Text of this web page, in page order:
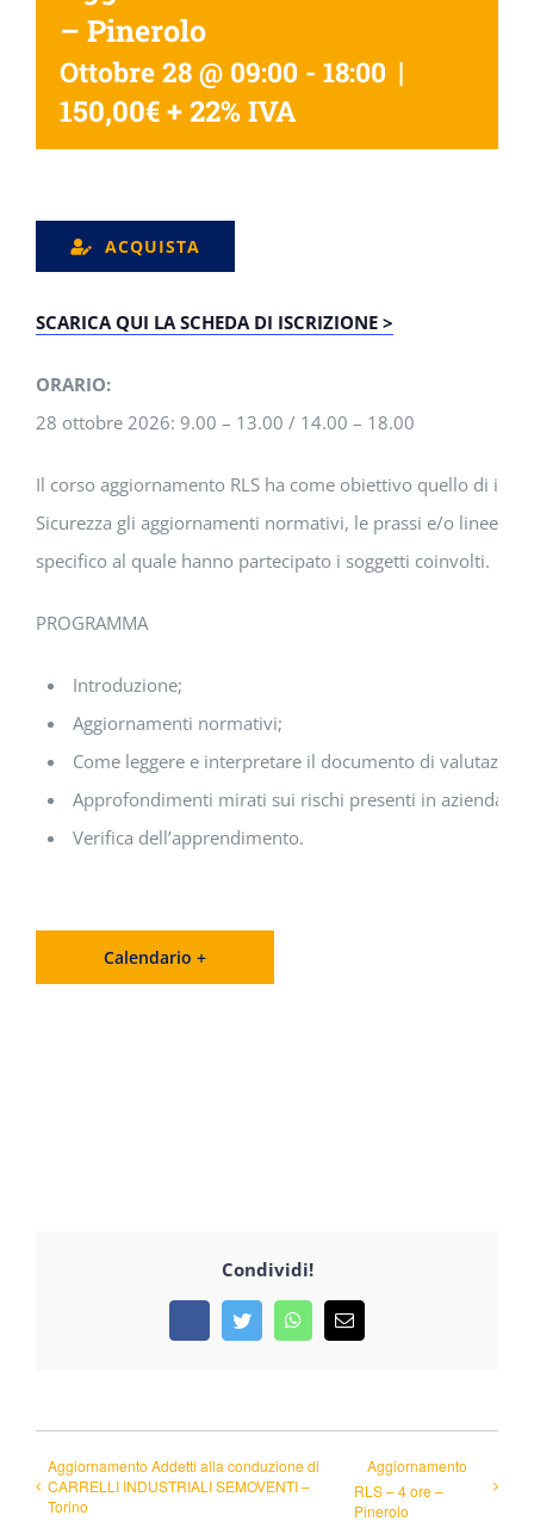
– Pinerolo
Ottobre 28 @ 09:00 - 18:00 |
150,00€ + 22% IVA
ACQUISTA
SCARICA QUI LA SCHEDA DI ISCRIZIONE >
ORARIO:
28 ottobre 2026: 9.00 – 13.00 / 14.00 – 18.00
Il corso aggiornamento RLS ha come obiettivo quello di
Sicurezza gli aggiornamenti normativi, le prassi e/o linee
specifico al quale hanno partecipato i soggetti coinvolti.
PROGRAMMA
Introduzione;
Aggiornamenti normativi;
Come leggere e interpretare il documento di
Approfondimenti mirati sui rischi presenti in azienda;
Verifica dell’apprendimento.
Calendario +
Condividi!
FacebookTwitterWhatsApp
Email
Aggiornamento Addetti alla conduzione di
CARRELLI INDUSTRIALI SEMOVENTI –
Torino
Aggiornamento
RLS – 4 ore –
Pinerolo